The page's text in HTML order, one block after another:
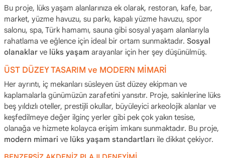
Bu proje, lüks yaşam alanlarınıza ek olarak, restoran, kafe, bar,
market, yüzme havuzu, su parkı, kapalı yüzme havuzu, spor
salonu, spa, Türk hamamı, sauna gibi sosyal yaşam alanlarıyla
rahatlama ve eğlence için ideal bir ortam sunmaktadır. Sosyal
olanaklarve lüks yaşam arayanlar için her şey düşünülmüş.
ÜST DÜZEY TASARIM ve MODERN MİMARİ
Her ayrıntı, iç mekanları süsleyen üst düzey ekipman ve
kaplamalarla günümüzün zarafetini yansıtır. Proje, sakinlerine lüks
beş yıldızlı oteller, prestijli okullar, büyüleyici arkeolojik alanlar ve
keşfedilmeye değer ilginç yerler gibi pek çok yakın tesise,
olanağa ve hizmete kolayca erişim imkanı sunmaktadır. Bu proje,
modern mimari ve lüks yaşam standartları ile dikkat çekiyor.